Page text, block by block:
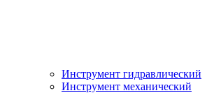
Инструмент гидравлический
Инструмент механический